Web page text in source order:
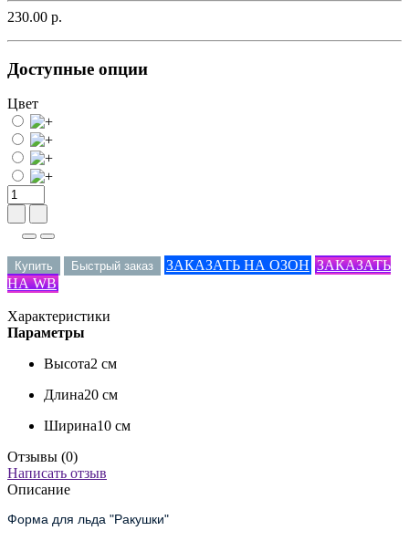
230.00 р.
Доступные опции
Цвет
Купить Быстрый заказ ЗАКАЗАТЬ НА ОЗОН ЗАКАЗАТЬ
НА WB
Характеристики
Параметры
Высота2 см
Длина20 см
Ширина10 см
Отзывы (0)
Написать отзыв
Описание
Форма для льда "Ракушки"